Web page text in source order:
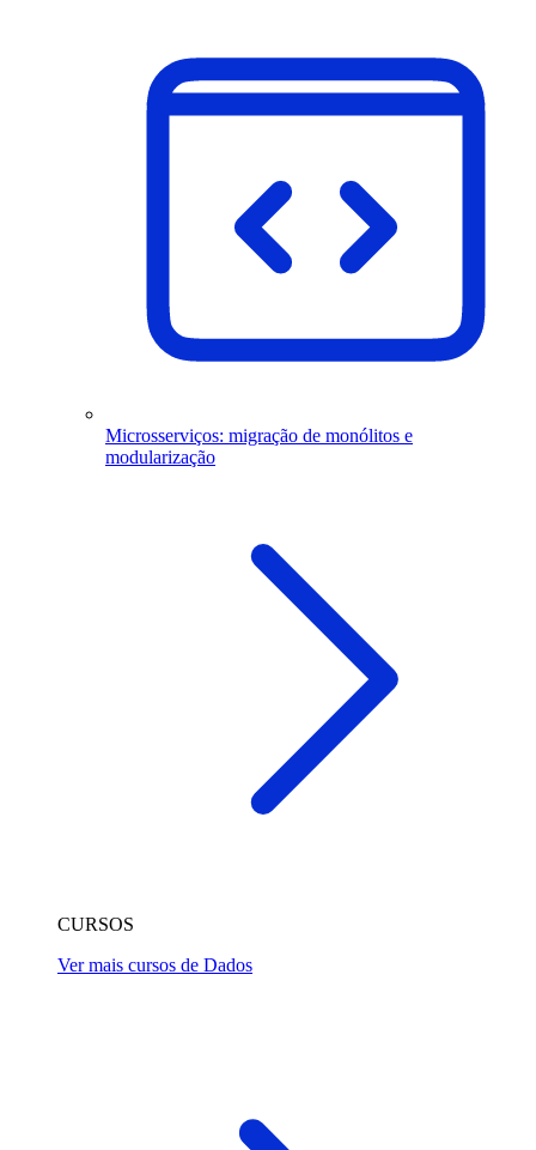
Microsserviços: migração de monólitos e
modularização
CURSOS
Ver mais cursos de Dados